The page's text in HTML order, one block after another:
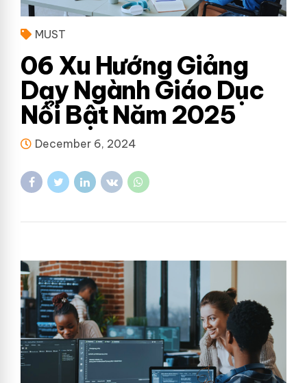
MUST
06 Xu Hướng Giảng
Dạy Ngành Giáo Dục
Nổi Bật Năm 2025
December 6, 2024